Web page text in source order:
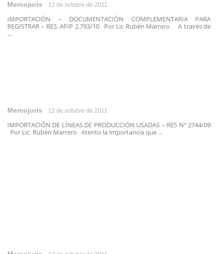
Mercojuris 12 de octubre de 2011
IMPORTACIÓN – DOCUMENTACIÓN COMPLEMENTARIA PARA
REGISTRAR – RES. AFIP 2.793/10 Por Lic Rubén Marrero A través de
...
Mercojuris 12 de octubre de 2011
IMPORTACIÓN DE LÍNEAS DE PRODUCCIÓN USADAS – RES Nº 2744/09
Por Lic. Rubén Marrero Atento la importancia que ...